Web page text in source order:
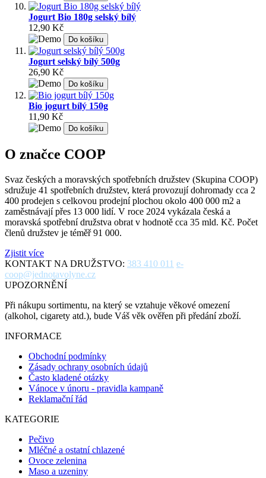
Jogurt Bio 180g selský bílý
12,90 Kč
Do košíku
Jogurt selský bílý 500g
26,90 Kč
Do košíku
Bio jogurt bílý 150g
11,90 Kč
Do košíku
O značce COOP
Svaz českých a moravských spotřebních družstev (Skupina COOP)
sdružuje 41 spotřebních družstev, která provozují dohromady cca 2
400 prodejen s celkovou prodejní plochou okolo 400 000 m2 a
zaměstnávají přes 13 000 lidí. V roce 2024 vykázala česká a
moravská spotřební družstva obrat v hodnotě cca 35 mld. Kč. Počet
členů družstev je téměř 91 000.
Zjistit více
KONTAKT NA DRUŽSTVO: 383 410 011 e-
coop@jednotavolyne.cz
UPOZORNĚNÍ
Při nákupu sortimentu, na který se vztahuje věkové omezení
(alkohol, cigarety atd.), bude Váš věk ověřen při předání zboží.
INFORMACE
Obchodní podmínky
Zásady ochrany osobních údajů
Často kladené otázky
Vánoce v únoru - pravidla kampaně
Reklamační řád
KATEGORIE
Pečivo
Mléčné a ostatní chlazené
Ovoce zelenina
Maso a uzeniny